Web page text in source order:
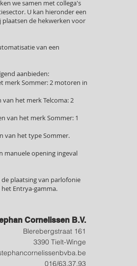
we samen met collega's
U kan hieronder een
de hekwerken voor
van een
aanbieden:
merk Sommer: 2 motoren in
het merk Telcoma: 2
van het merk Sommer: 1
van het type Sommer.
manuele opening ingeval
plaatsing van parlofonie
Entrya-gamma.
Cornelissen B.V.
Blerebergstraat 161
3390 Tielt-Winge
016/63.37.93